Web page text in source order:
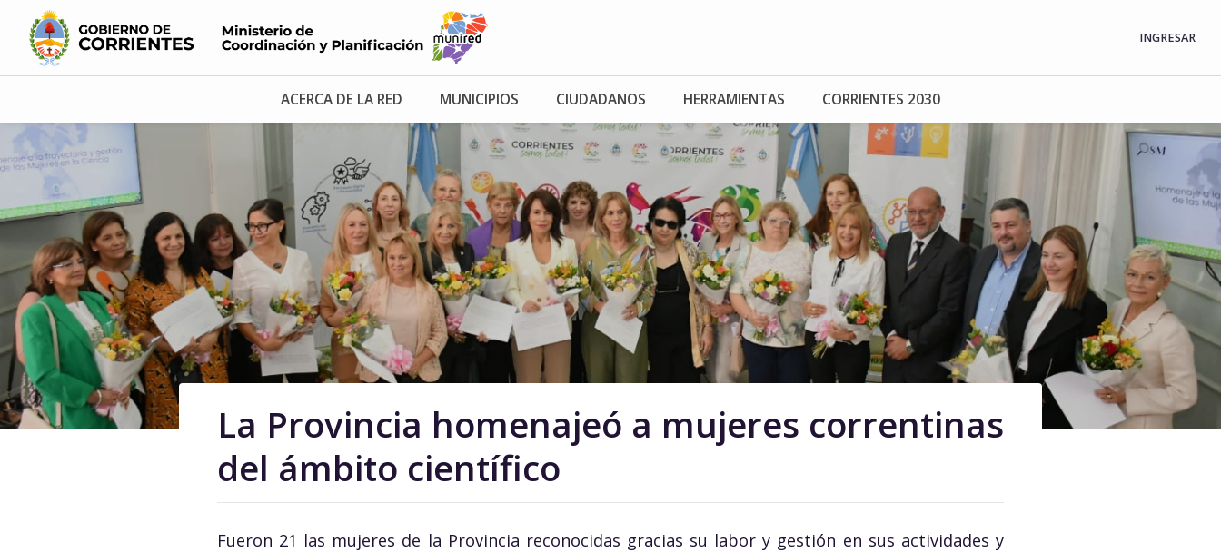
INGRESAR
ACERCA DE LA RED MUNICIPIOS CIUDADANOS HERRAMIENTAS CORRIENTES 2030
La Provincia homenajeó a mujeres correntinas
del ámbito científico
Fueron 21 las mujeres de la Provincia reconocidas gracias su labor y gestión en sus actividades y